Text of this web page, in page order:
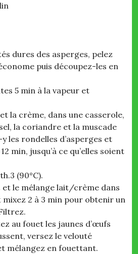
dures des asperges, pelez
puis découpez-les en
5 min à la vapeur et
la crème, dans une casserole,
la coriandre et la muscade
les rondelles d’asperges et
min, jusqu’à ce qu’elles soient
(90°C).
et le mélange lait/crème dans
mixez 2 à 3 min pour obtenir un
au fouet les jaunes d’œufs
versez le velouté
mélangez en fouettant.